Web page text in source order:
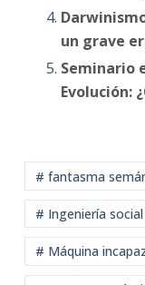
un grave
Seminario
Evolución:
# fantasma
# Ingeniería
# Máquina